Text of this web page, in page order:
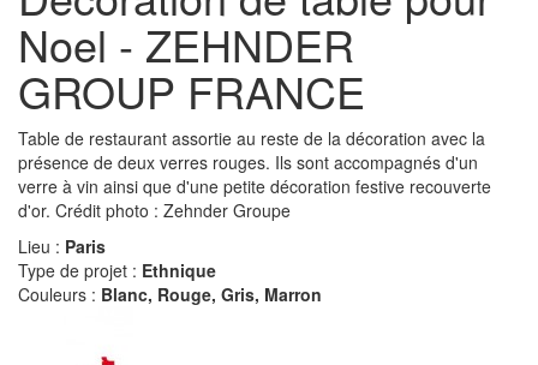
Noel - ZEHNDER
GROUP FRANCE
Table de restaurant assortie au reste de la décoration avec la
présence de deux verres rouges. Ils sont accompagnés d'un
verre à vin ainsi que d'une petite décoration festive recouverte
d'or. Crédit photo : Zehnder Groupe
Lieu : Paris
Type de projet : Ethnique
Couleurs : Blanc, Rouge, Gris, Marron